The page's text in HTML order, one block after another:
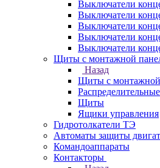
Выключатели
Выключатели
Выключатели
Выключатели
Выключатели
Щиты с монтажной
Назад
Щиты с
Щиты
Ящики управления
Гидротолкатели ТЭ
Автоматы защиты
Командоаппараты
Контакторы